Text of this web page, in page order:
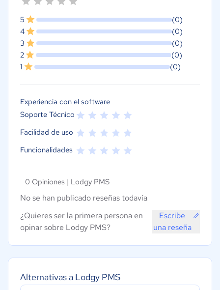
Alternativas a Lodgy PMS
5
(0)
4
(0)
3
(0)
2
(0)
1
(0)
Experiencia con el software
Soporte Técnico
Facilidad de uso
Funcionalidades
0 Opiniones | Lodgy PMS
No se han publicado reseñas todavía
¿Quieres ser la primera persona en
opinar sobre Lodgy PMS?
Escribe
una reseña